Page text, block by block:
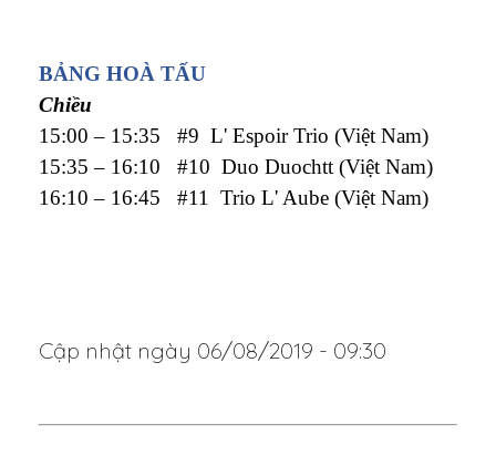
BẢNG HOÀ TẤU
Chiều
15:00 – 15:35 #9 L' Espoir Trio (Việt Nam)
15:35 – 16:10 #10 Duo Duochtt (Việt Nam)
16:10 – 16:45 #11 Trio L' Aube (Việt Nam)
Cập nhật ngày 06/08/2019 - 09:30